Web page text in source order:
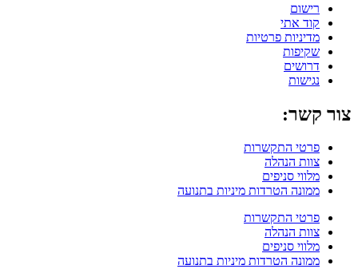
רישום
קוד אתי
מדיניות פרטיות
שקיפות
דרושים
נגישות
צור קשר:
פרטי התקשרות
צוות הנהלה
מלווי סניפים
ממונה הטרדות מיניות בתנועה
פרטי התקשרות
צוות הנהלה
מלווי סניפים
ממונה הטרדות מיניות בתנועה